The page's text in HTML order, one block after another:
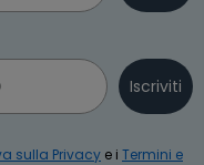
Iscriviti
sulla Privacy e i Termini e